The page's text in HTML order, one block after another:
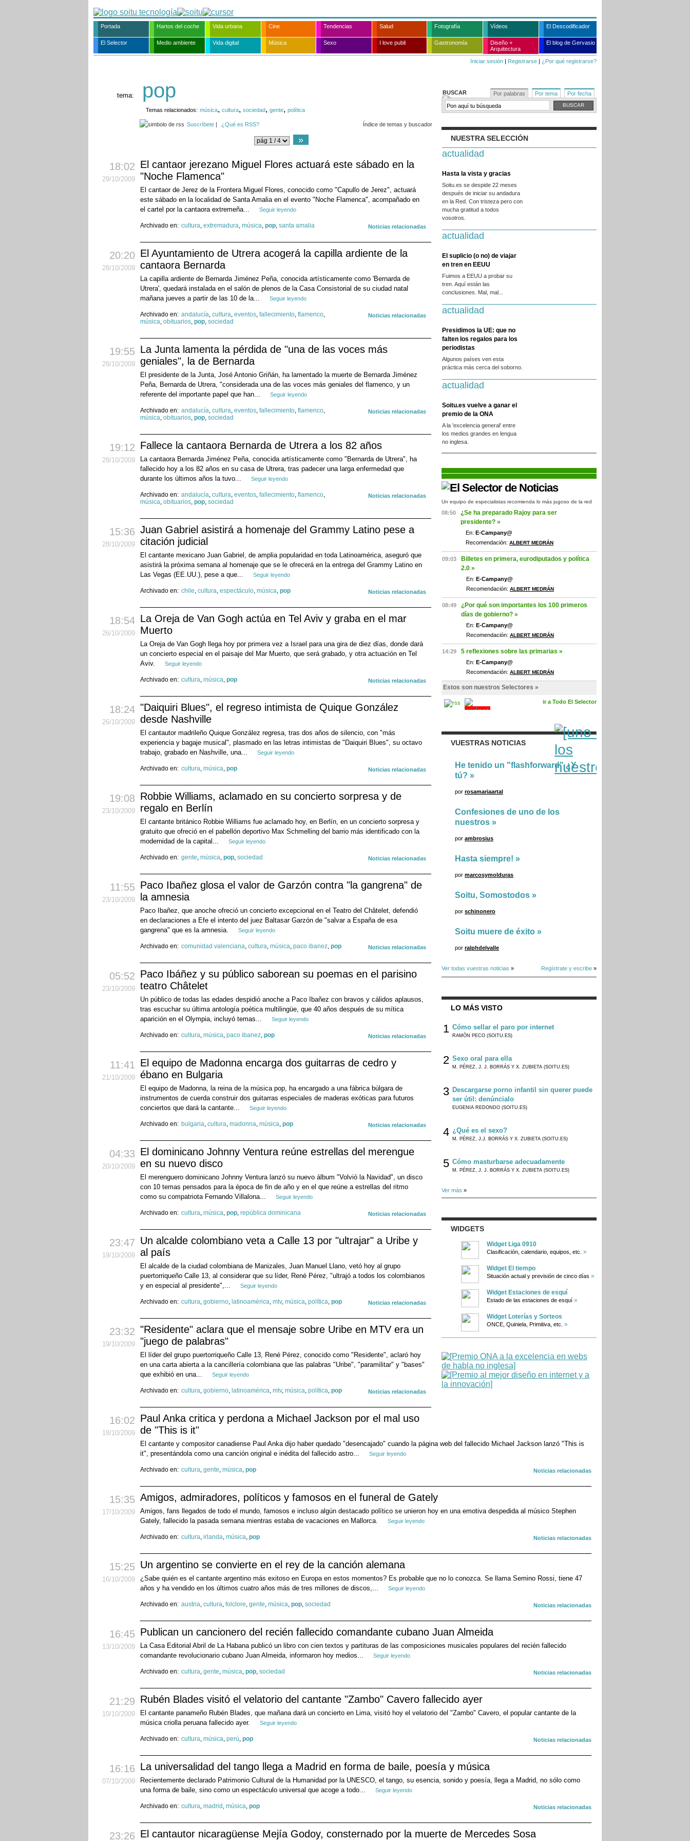
Portada Hartos del coche Vida urbana Cine Tendencias Salud Fotografía Vídeos El Descodificador
El Selector Medio ambiente Vida digital Música Sexo I love publi Gastronomía
Diseño +
Arquitectura
El blog de Gervasio
Iniciar sesión | Registrarse | ¿Por qué registrarse?
BUSCAR Por palabras Por tema Por fecha
NUESTRA SELECCIÓN
actualidad
Hasta la vista y gracias
Soitu.es se despide 22 meses
después de iniciar su andadura
en la Red. Con tristeza pero con
mucha gratitud a todos
vosotros.
actualidad
El suplicio (o no) de viajar
en tren en EEUU
Fuimos a EEUU a probar su
tren. Aquí están las
conclusiones. Mal, mal...
actualidad
Presidimos la UE: que no
falten los regalos para los
periodistas
Algunos países ven esta
práctica más cerca del soborno.
actualidad
Soitu.es vuelve a ganar el
premio de la ONA
A la 'excelencia general' entre
los medios grandes en lengua
no inglesa.
Un equipo de especialistas recomienda lo más jugoso de la red
08:50
¿Se ha preparado Rajoy para ser
presidente? »
En: E-Campany@
Recomendación: ALBERT MEDRÁN
09:03
Billetes en primera, eurodiputados y política
2.0 »
En: E-Campany@
Recomendación: ALBERT MEDRÁN
08:49
¿Por qué son importantes los 100 primeros
días de gobierno? »
En: E-Campany@
Recomendación: ALBERT MEDRÁN
14:29 5 reflexiones sobre las primarias »
En: E-Campany@
Recomendación: ALBERT MEDRÁN
Estos son nuestros Selectores »
ir a Todo El Selector
VUESTRAS NOTICIAS
He tenido un "flashforward" ¿Y
tú? »
por rosamariaartal
Confesiones de uno de los
nuestros »
por ambrosius
Hasta siempre! »
por marcosymolduras
Soitu, Somostodos »
por schinonero
Soitu muere de éxito »
por ralphdelvalle
Ver todas vuestras noticias » Regístrate y escribe »
LO MÁS VISTO
1 Cómo sellar el paro por internet
RAMÓN PECO (SOITU.ES)
2 Sexo oral para ella
M. PÉREZ, J. J. BORRÁS Y X. ZUBIETA (SOITU.ES)
3 Descargarse porno infantil sin querer puede
ser útil: denúncialo
EUGENIA REDONDO (SOITU.ES)
4 ¿Qué es el sexo?
M. PÉREZ, J.J. BORRÁS Y X. ZUBIETA (SOITU.ES)
5 Cómo masturbarse adecuadamente
M. PÉREZ, J. J. BORRÁS Y X. ZUBIETA (SOITU.ES)
Ver más »
WIDGETS
Widget Liga 0910
Clasificación, calendario, equipos, etc. »
Widget El tiempo
Situación actual y previsión de cinco días »
Widget Estaciones de esquí
Estado de las estaciones de esquí »
Widget Loterías y Sorteos
ONCE, Quiniela, Primitiva, etc. »
tema: pop
Temas relacionados: música, cultura, sociedad, gente, política
Suscríbete ¿Qué es RSS? Índice de temas y buscador
»
18:02
29/10/2009
El cantaor jerezano Miguel Flores actuará este sábado en la
"Noche Flamenca"
El cantaor de Jerez de la Frontera Miguel Flores, conocido como "Capullo de Jerez", actuará
este sábado en la localidad de Santa Amalia en el evento "Noche Flamenca", acompañado en
el cartel por la cantaora extremeña...
Seguir leyendo
Noticias relacionadas
Archivado en: cultura, extremadura, música, pop, santa amalia
20:20
28/10/2009
El Ayuntamiento de Utrera acogerá la capilla ardiente de la
cantaora Bernarda
La capilla ardiente de Bernarda Jiménez Peña, conocida artísticamente como 'Bernarda de
Utrera', quedará instalada en el salón de plenos de la Casa Consistorial de su ciudad natal
mañana jueves a partir de las 10 de la...
Seguir leyendo
Noticias relacionadas
Archivado en: andalucía, cultura, eventos, fallecimiento, flamenco,
música, obituarios, pop, sociedad
19:55
28/10/2009
La Junta lamenta la pérdida de "una de las voces más
geniales", la de Bernarda
El presidente de la Junta, José Antonio Griñán, ha lamentado la muerte de Bernarda Jiménez
Peña, Bernarda de Utrera, "considerada una de las voces más geniales del flamenco, y un
referente del importante papel que han...
Seguir leyendo
Noticias relacionadas
Archivado en: andalucía, cultura, eventos, fallecimiento, flamenco,
música, obituarios, pop, sociedad
19:12
28/10/2009
Fallece la cantaora Bernarda de Utrera a los 82 años
La cantaora Bernarda Jiménez Peña, conocida artísticamente como "Bernarda de Utrera", ha
fallecido hoy a los 82 años en su casa de Utrera, tras padecer una larga enfermedad que
durante los últimos años la tuvo...
Seguir leyendo
Noticias relacionadas
Archivado en: andalucía, cultura, eventos, fallecimiento, flamenco,
música, obituarios, pop, sociedad
15:36
28/10/2009
Juan Gabriel asistirá a homenaje del Grammy Latino pese a
citación judicial
El cantante mexicano Juan Gabriel, de amplia popularidad en toda Latinoamérica, aseguró que
asistirá la próxima semana al homenaje que se le ofrecerá en la entrega del Grammy Latino en
Las Vegas (EE.UU.), pese a que...
Seguir leyendo
Noticias relacionadas
Archivado en: chile, cultura, espectáculo, música, pop
18:54
26/10/2009
La Oreja de Van Gogh actúa en Tel Aviv y graba en el mar
Muerto
La Oreja de Van Gogh llega hoy por primera vez a Israel para una gira de diez días, donde dará
un concierto especial en el paisaje del Mar Muerto, que será grabado, y otra actuación en Tel
Aviv.
Seguir leyendo
Noticias relacionadas
Archivado en: cultura, música, pop
18:24
26/10/2009
"Daiquiri Blues", el regreso intimista de Quique González
desde Nashville
El cantautor madrileño Quique González regresa, tras dos años de silencio, con "más
experiencia y bagaje musical", plasmado en las letras intimistas de "Daiquiri Blues", su octavo
trabajo, grabado en Nashville, una...
Seguir leyendo
Noticias relacionadas
Archivado en: cultura, música, pop
19:08
23/10/2009
Robbie Williams, aclamado en su concierto sorpresa y de
regalo en Berlín
El cantante británico Robbie Williams fue aclamado hoy, en Berlín, en un concierto sorpresa y
gratuito que ofreció en el pabellón deportivo Max Schmelling del barrio más identificado con la
modernidad de la capital...
Seguir leyendo
Noticias relacionadas
Archivado en: gente, música, pop, sociedad
11:55
23/10/2009
Paco Ibañez glosa el valor de Garzón contra "la gangrena" de
la amnesia
Paco Ibañez, que anoche ofreció un concierto excepcional en el Teatro del Châtelet, defendió
en declaraciones a Efe el intento del juez Baltasar Garzón de "salvar a España de esa
gangrena" que es la amnesia.
Seguir leyendo
Noticias relacionadas
Archivado en: comunidad valenciana, cultura, música, paco ibanez, pop
05:52
23/10/2009
Paco Ibáñez y su público saborean su poemas en el parisino
teatro Châtelet
Un público de todas las edades despidió anoche a Paco Ibañez con bravos y cálidos aplausos,
tras escuchar su última antología poética multilingüe, que 40 años después de su mítica
aparición en el Olympia, incluyó temas...
Seguir leyendo
Noticias relacionadas
Archivado en: cultura, música, paco ibanez, pop
11:41
21/10/2009
El equipo de Madonna encarga dos guitarras de cedro y
ébano en Bulgaria
El equipo de Madonna, la reina de la música pop, ha encargado a una fábrica búlgara de
instrumentos de cuerda construir dos guitarras especiales de maderas exóticas para futuros
conciertos que dará la cantante...
Seguir leyendo
Noticias relacionadas
Archivado en: bulgaria, cultura, madonna, música, pop
04:33
20/10/2009
El dominicano Johnny Ventura reúne estrellas del merengue
en su nuevo disco
El merenguero dominicano Johnny Ventura lanzó su nuevo álbum "Volvió la Navidad", un disco
con 10 temas pensados para la época de fin de año y en el que reúne a estrellas del ritmo
como su compatriota Fernando Villalona...
Seguir leyendo
Noticias relacionadas
Archivado en: cultura, música, pop, república dominicana
23:47
19/10/2009
Un alcalde colombiano veta a Calle 13 por "ultrajar" a Uribe y
al país
El alcalde de la ciudad colombiana de Manizales, Juan Manuel Llano, vetó hoy al grupo
puertorriqueño Calle 13, al considerar que su líder, René Pérez, "ultrajó a todos los colombianos
y en especial al presidente",...
Seguir leyendo
Noticias relacionadas
Archivado en: cultura, gobierno, latinoamérica, mtv, música, política, pop
23:32
19/10/2009
"Residente" aclara que el mensaje sobre Uribe en MTV era un
"juego de palabras"
El líder del grupo puertorriqueño Calle 13, René Pérez, conocido como "Residente", aclaró hoy
en una carta abierta a la cancillería colombiana que las palabras "Uribe", "paramilitar" y "bases"
que exhibió en una...
Seguir leyendo
Noticias relacionadas
Archivado en: cultura, gobierno, latinoamérica, mtv, música, política, pop
16:02
18/10/2009
Paul Anka critica y perdona a Michael Jackson por el mal uso
de "This is it"
El cantante y compositor canadiense Paul Anka dijo haber quedado "desencajado" cuando la página web del fallecido Michael Jackson lanzó "This is
it", presentándola como una canción original e inédita del fallecido astro...
Seguir leyendo
Noticias relacionadas
Archivado en: cultura, gente, música, pop
15:35
17/10/2009
Amigos, admiradores, políticos y famosos en el funeral de Gately
Amigos, fans llegados de todo el mundo, famosos e incluso algún destacado político se unieron hoy en una emotiva despedida al músico Stephen
Gately, fallecido la pasada semana mientras estaba de vacaciones en Mallorca.
Seguir leyendo
Noticias relacionadas
Archivado en: cultura, irlanda, música, pop
15:25
16/10/2009
Un argentino se convierte en el rey de la canción alemana
¿Sabe quién es el cantante argentino más exitoso en Europa en estos momentos? Es probable que no lo conozca. Se llama Semino Rossi, tiene 47
años y ha vendido en los últimos cuatro años más de tres millones de discos,...
Seguir leyendo
Noticias relacionadas
Archivado en: austria, cultura, folclore, gente, música, pop, sociedad
16:45
13/10/2009
Publican un cancionero del recién fallecido comandante cubano Juan Almeida
La Casa Editorial Abril de La Habana publicó un libro con cien textos y partituras de las composiciones musicales populares del recién fallecido
comandante revolucionario cubano Juan Almeida, informaron hoy medios...
Seguir leyendo
Noticias relacionadas
Archivado en: cultura, gente, música, pop, sociedad
21:29
10/10/2009
Rubén Blades visitó el velatorio del cantante "Zambo" Cavero fallecido ayer
El cantante panameño Rubén Blades, que mañana dará un concierto en Lima, visitó hoy el velatorio del "Zambo" Cavero, el popular cantante de la
música criolla peruana fallecido ayer.
Seguir leyendo
Noticias relacionadas
Archivado en: cultura, música, perú, pop
16:16
07/10/2009
La universalidad del tango llega a Madrid en forma de baile, poesía y música
Recientemente declarado Patrimonio Cultural de la Humanidad por la UNESCO, el tango, su esencia, sonido y poesía, llega a Madrid, no sólo como
una forma de baile, sino como un espectáculo universal que acoge a todo...
Seguir leyendo
Noticias relacionadas
Archivado en: cultura, madrid , música, pop
23:26 El cantautor nicaragüense Mejía Godoy, consternado por la muerte de Mercedes Sosa